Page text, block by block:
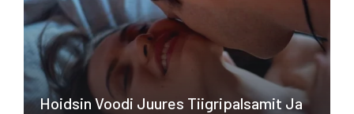
Hoidsin Voodi Juures Tiigripalsamit Ja